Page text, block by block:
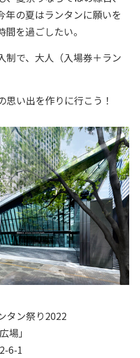
年の夏はランタンに願いを
を過ごしたい。
で、大人（入場券＋ラン
い出を作りに行こう！
タン祭り2022
場」
6-1